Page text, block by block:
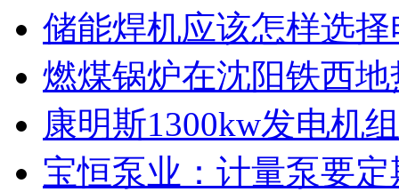
储能焊机应该怎样选
燃煤锅炉在沈阳铁西
康明斯1300kw发电机
宝恒泵业：计量泵要